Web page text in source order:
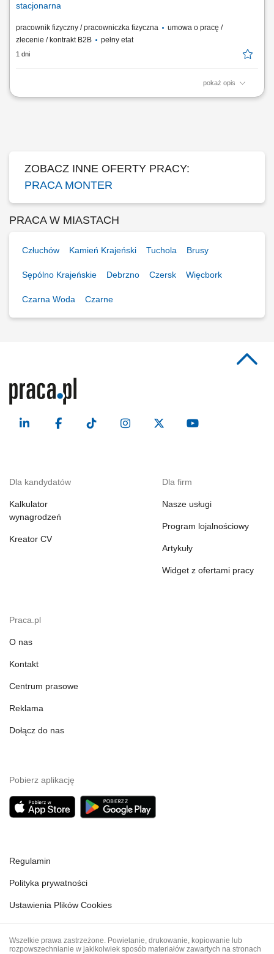
stacjonarna
pracownik fizyczny / pracowniczka fizyczna
umowa o pracę /
zlecenie / kontrakt B2B
pełny etat
1 dni
pokaż opis
Zadania: Prefabrykacja i składanie instalacji rurowych na podstawie
ZOBACZ INNE OFERTY PRACY:
PRACA MONTER
PRACA W MIASTACH
Człuchów Kamień Krajeński Tuchola Brusy
Sępólno Krajeńskie Debrzno Czersk Więcbork
Czarna Woda Czarne
Dla kandydatów
Kalkulator
wynagrodzeń
Kreator CV
Dla firm
Nasze usługi
Program lojalnościowy
Artykuły
Widget z ofertami pracy
Praca.pl
O nas
Kontakt
Centrum prasowe
Reklama
Dołącz do nas
Pobierz aplikację
Regulamin
Polityka prywatności
Ustawienia Plików Cookies
Wszelkie prawa zastrzeżone. Powielanie, drukowanie, kopiowanie lub
rozpowszechnianie w jakikolwiek sposób materiałów zawartych na stronach